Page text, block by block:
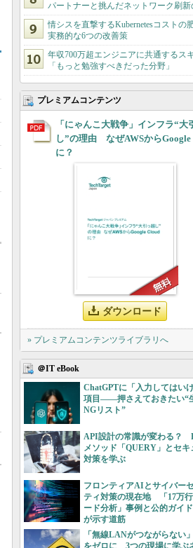
パートナーと挑んだネットワーク刷新
情シスを直撃するKubernetesコストの
実務的な6つの改善策
年収700万超エンジニアに共通するス
「もっと勉強すべきだった分野」
プレミアムコンテンツ
「にゃんこ大戦争」インフラ“大
し”の理由 なぜAWSからGoogle
に？
ダウンロード
» プレミアムコンテンツライブラリへ
＠IT eBook
ChatGPTに「入力してはい
項目――押さえておきたい“
NGリスト”
API設計の常識が変わる？
メソッド「QUERY」とセキ
対策を学ぶ
フロンティアAIとサイバー
ティ対策の現在地 「17万
ード分析」事例と公的ガイ
が示す道筋
「無線LANがつながらない
をゼロに 3つの現場に学ぶ